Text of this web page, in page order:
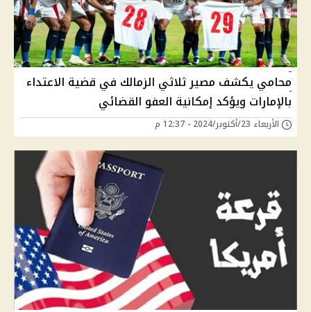
محامي يكشف مصير ثلاثي الزمالك في قضية الاعتداء
بالإمارات ويؤكد إمكانية العفو القضائي
الأربعاء 23/أكتوبر/2024 - 12:37 م